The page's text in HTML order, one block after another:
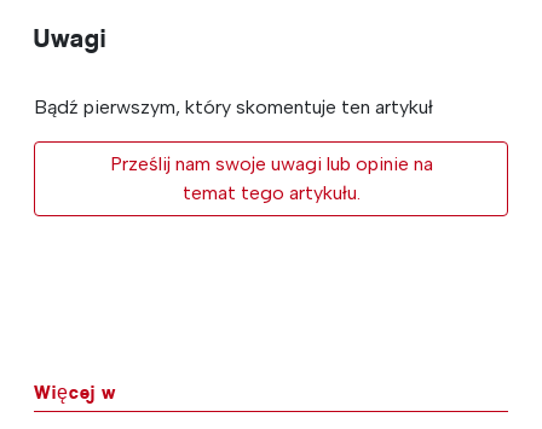
Uwagi
Bądź pierwszym, który skomentuje ten artykuł
Prześlij nam swoje uwagi lub opinie na
temat tego artykułu.
Więcej w